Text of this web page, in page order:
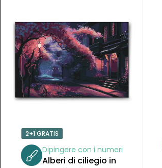
2+1 GRATIS
Dipingere con i numeri
Alberi di ciliegio in